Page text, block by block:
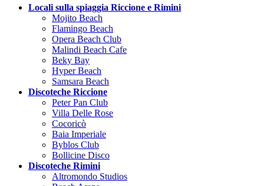
Locali sulla spiaggia Riccione e Rimini
Mojito Beach
Flamingo Beach
Opera Beach Club
Malindi Beach Cafe
Beky Bay
Hyper Beach
Samsara Beach
Discoteche Riccione
Peter Pan Club
Villa Delle Rose
Cocoricò
Baia Imperiale
Byblos Club
Bollicine Disco
Discoteche Rimini
Altromondo Studios